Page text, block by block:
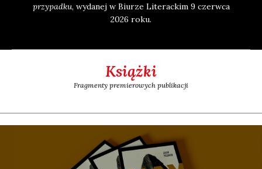
przy­pad­ku, wyda­nej w Biu­rze Lite­rac­kim 9 czerw­ca
2026 roku.
Książki
Fragmenty premierowych publikacji